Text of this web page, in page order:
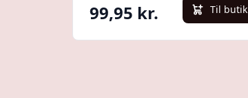
99,95 kr. Til butik